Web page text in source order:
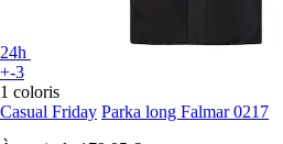
24h
+-3
1 coloris
Casual Friday Parka long Falmar 0217